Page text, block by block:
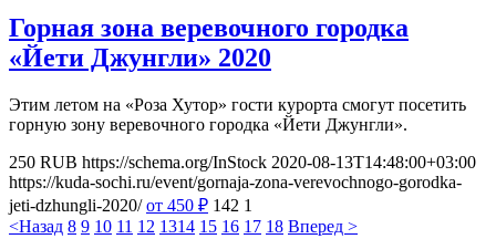
Горная зона веревочного городка
«Йети Джунгли» 2020
Этим летом на «Роза Хутор» гости курорта смогут посетить
горную зону веревочного городка «Йети Джунгли».
250 RUB https://schema.org/InStock 2020-08-13T14:48:00+03:00
https://kuda-sochi.ru/event/gornaja-zona-verevochnogo-gorodka-
jeti-dzhungli-2020/ от 450 ₽ 142 1
<Назад 8 9 10 11 12 1314 15 16 17 18 Вперед >